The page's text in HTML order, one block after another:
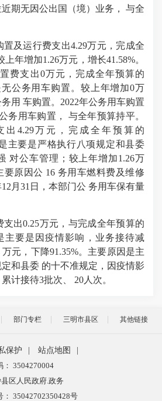
期无因公出国（境）业务， 与全
及运行费支出4.29万元，完成全
年增加1.26万元，增长41.58%。
费支出0万元，完成全年预算的
无公务用车购置。较上年增加0万
用 车购置。2022年公务用车购置
务用车购置， 与全年预算持平。
出4.29万元，完成全年预算的
主要是严格执行八项规定和县委
对公车管理；较上年增加1.26万
要原因公 16 务用车燃料费及维修
月31日，本部门公 务用车保有量
出0.25万元，与完成全年预算的
主要是因疫情影响，业务接待减
元，下降91.35%。主要原因是主
和县委 的十不准规定，因疫情影
计接待3批次、 20人次。
部门专栏 三明市县区 其他链接
保护 站点地图
： 3504270004
区人民政府.政务
35042702350428号